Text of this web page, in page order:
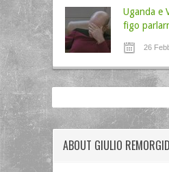
Uganda e
figo
26
ABOUT GIULIO